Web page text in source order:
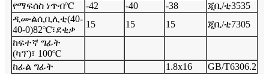
የማፍሰስ ነጥብ℃
-42 -40 -38
ጂቢ/ቲ3535
ዲሙልሲቢሊቲ(40-
40-0)82℃፣ደቂቃ
15 15 15
ጂቢ/ቲ7305
ከፍተኛ ግፊት
(ካፕ)፣ 100℃
ከፊል ግፊት
1.8x16
GB/T6306.2